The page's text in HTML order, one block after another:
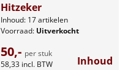
Hitzeker
Inhoud: 17 artikelen
Voorraad: Uitverkocht
50,- per stuk
58,33 incl. BTW Inhoud